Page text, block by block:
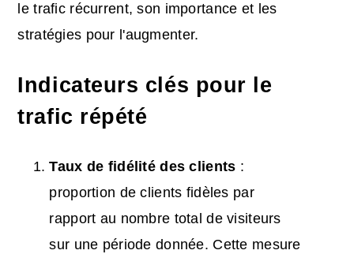
le trafic récurrent, son importance et les
stratégies pour l'augmenter.
Indicateurs clés pour le
trafic répété
Taux de fidélité des clients :
proportion de clients fidèles par
rapport au nombre total de visiteurs
sur une période donnée. Cette mesure